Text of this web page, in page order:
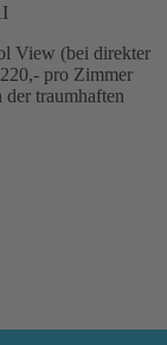
View (bei direkter
pro Zimmer
traumhaften